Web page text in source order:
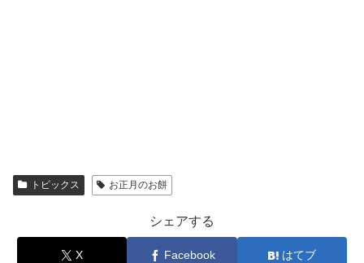
トピックス お正月のお餅
シェアする
X Facebook はてブ